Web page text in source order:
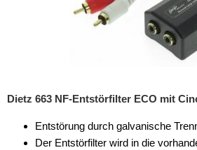
Dietz 663 NF-Entstörfilter ECO mit
Entstörung durch galvanische
Der Entstörfilter wird in die